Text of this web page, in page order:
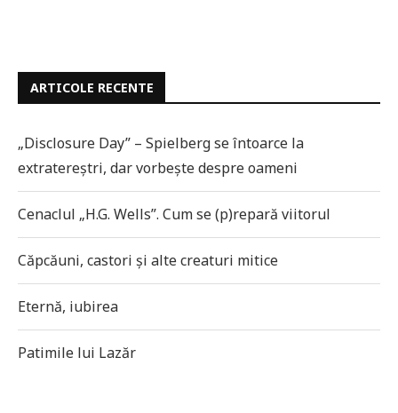
ARTICOLE RECENTE
„Disclosure Day” – Spielberg se întoarce la
extratereștri, dar vorbește despre oameni
Cenaclul „H.G. Wells”. Cum se (p)repară viitorul
Căpcăuni, castori și alte creaturi mitice
Eternă, iubirea
Patimile lui Lazăr